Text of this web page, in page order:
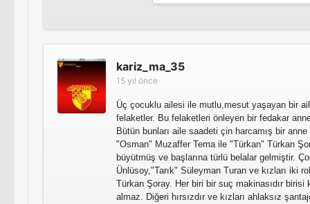
kariz_ma_35
15 yıl önce
Üç çocuklu ailesi ile mutlu,mesut yaşayan bir
felaketler. Bu felaketleri önleyen bir fedakar
Bütün bunları aile saadeti çin harcamış bir
"Osman" Muzaffer Tema ile "Türkan" Türkan
büyütmüş ve başlarına türlü belalar gelmiştir.
Ünlüsoy,"Tarık" Süleyman Turan ve kızları iki
Türkan Şoray. Her biri bir suç makinasıdır birisi
almaz. Diğeri hırsızdır ve kızları ahlaksız